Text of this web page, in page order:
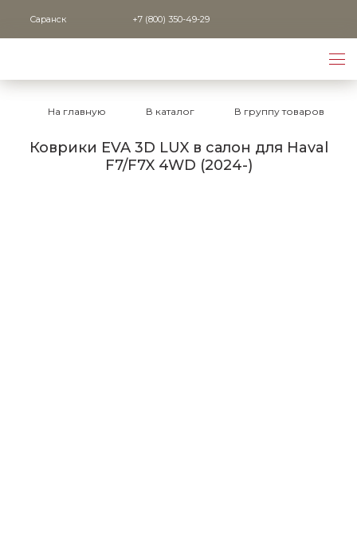
Саранск +7 (800) 350-49-29
На главную В каталог В группу товаров
Коврики EVA 3D LUX в салон для Haval
F7/F7X 4WD (2024-)